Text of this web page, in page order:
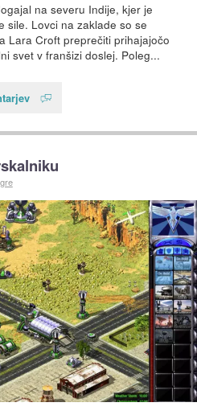
na severu Indije, kjer je
sile. Lovci na zaklade so se
Lara Croft preprečiti prihajajočo
svet v franšizi doslej. Poleg...